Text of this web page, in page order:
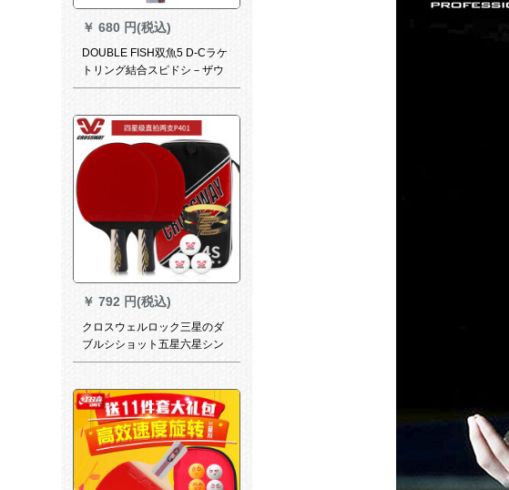
￥ 680 円(税込)
DOUBLE FISH双魚5 D-Cラケ
トリング結合スピドシ－ザウ
プ形直板2冊（2つのボブを送
￥ 792 円(税込)
クロスウェルロック三星のダ
ブルシショット五星六星シン
グルス攻撃用シーベルトの直
本セイト/短柄直筆13本のボア
をプロシュートします。